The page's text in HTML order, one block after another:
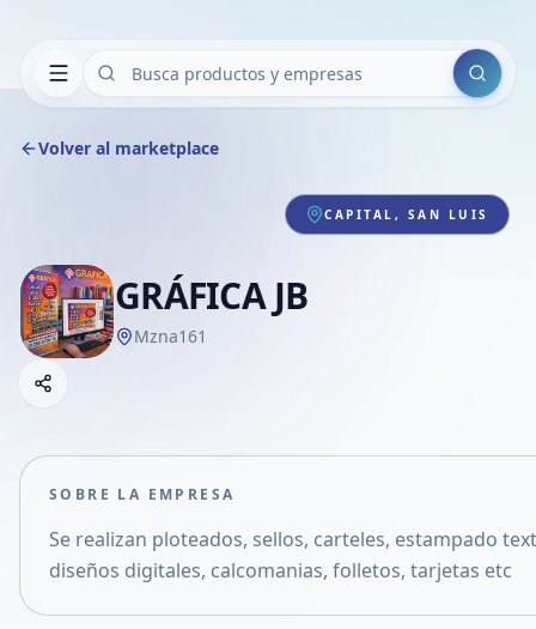
Buscar
Volver al marketplace
CAPITAL, SAN LUIS
GRÁFICA JB
Mzna161
Compartir empresa
Compartir en X
SOBRE LA EMPRESA
Se realizan ploteados, sellos, carteles, estampado
diseños digitales, calcomanias, folletos, tarjetas etc